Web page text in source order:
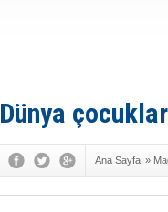
Dünya
Ana Sayfa »